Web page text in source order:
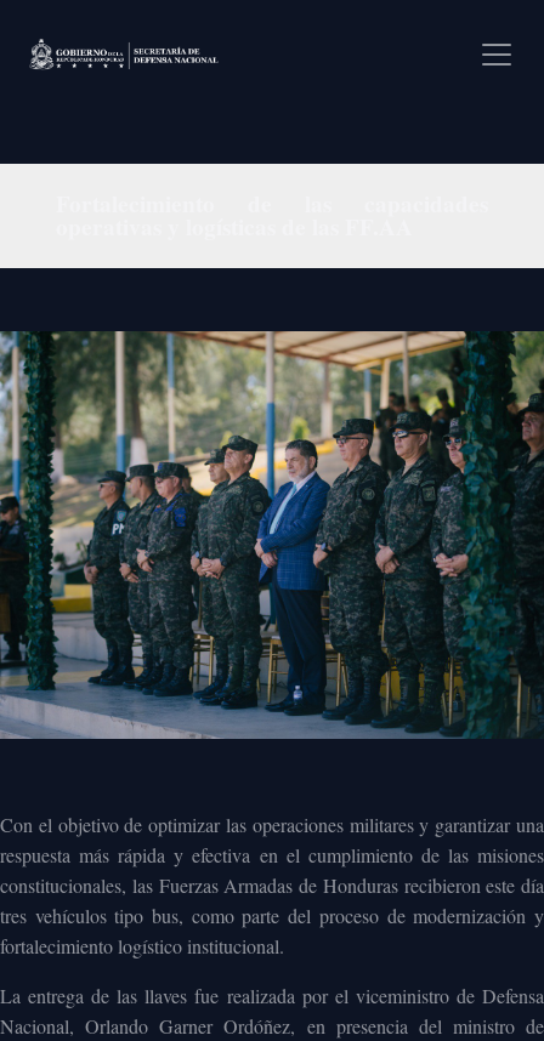
Con el objetivo de optimizar las operaciones militares y garantizar una
respuesta más rápida y efectiva en el cumplimiento de las misiones
constitucionales, las Fuerzas Armadas de Honduras recibieron este día
tres vehículos tipo bus, como parte del proceso de modernización y
fortalecimiento logístico institucional.
La entrega de las llaves fue realizada por el viceministro de Defensa
Nacional, Orlando Garner Ordóñez, en presencia del ministro de